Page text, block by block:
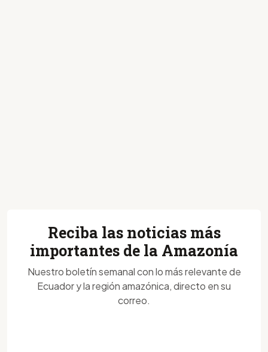
Reciba las noticias más
importantes de la Amazonía
Nuestro boletín semanal con lo más relevante de
Ecuador y la región amazónica, directo en su
correo.